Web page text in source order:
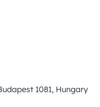
1081, Hungary